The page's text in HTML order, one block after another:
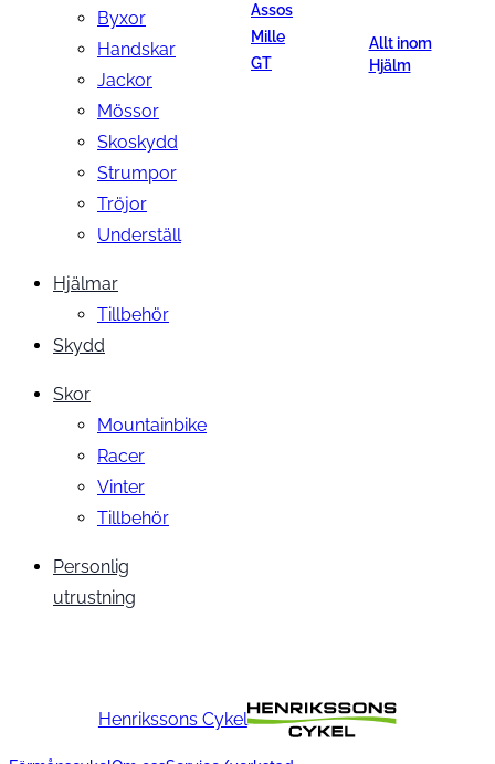
Byxor
Handskar
Jackor
Mössor
Skoskydd
Strumpor
Tröjor
Underställ
Hjälmar
Tillbehör
Skydd
Skor
Mountainbike
Racer
Vinter
Tillbehör
Personlig
utrustning
Assos
Mille
GT
Allt inom
Hjälm
Henrikssons Cykel